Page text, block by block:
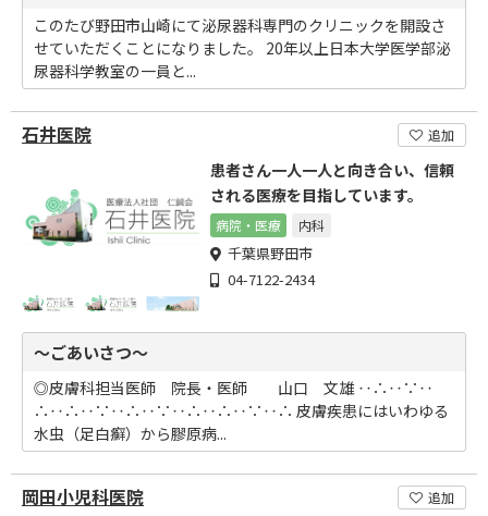
このたび野田市山崎にて泌尿器科専門のクリニックを開設さ
せていただくことになりました。 20年以上日本大学医学部泌
尿器科学教室の一員と...
石井医院 追加
患者さん一人一人と向き合い、信頼
される医療を目指しています。
病院・医療 内科
千葉県野田市
04-7122-2434
～ごあいさつ～
◎皮膚科担当医師 院長・医師 山口 文雄 ‥∴‥∵‥
∴‥∴‥∵‥∴‥∵‥∴‥∴‥∵‥∴ 皮膚疾患にはいわゆる
水虫（足白癬）から膠原病...
岡田小児科医院 追加